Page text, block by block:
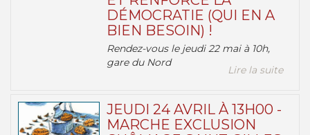
DÉMOCRATIE (QUI EN A
BIEN BESOIN) !
Rendez-vous le jeudi 22 mai à 10h,
gare du Nord
Lire la suite
JEUDI 24 AVRIL À 13H00 -
MARCHE EXCLUSION